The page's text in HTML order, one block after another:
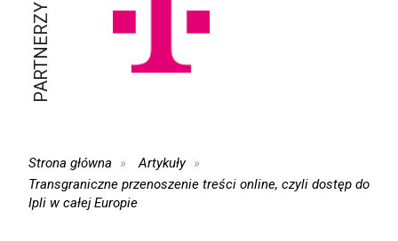
PARTNERZY
Strona główna
Artykuły
Transgraniczne przenoszenie treści online, czyli dostęp do
Ipli w całej Europie